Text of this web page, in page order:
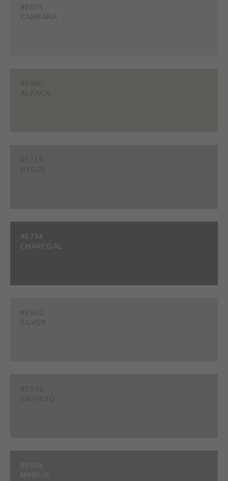
#E675
CARRARA
#E680
ALPACA
#E734
CHARCOAL
#ES02
SILVER
#ES04
NIMBUS